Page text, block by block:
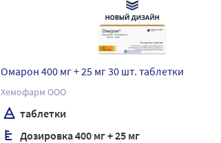
Омарон 400 мг + 25 мг 30 шт. таблетки
Хемофарм ООО
таблетки
Дозировка 400 мг + 25 мг